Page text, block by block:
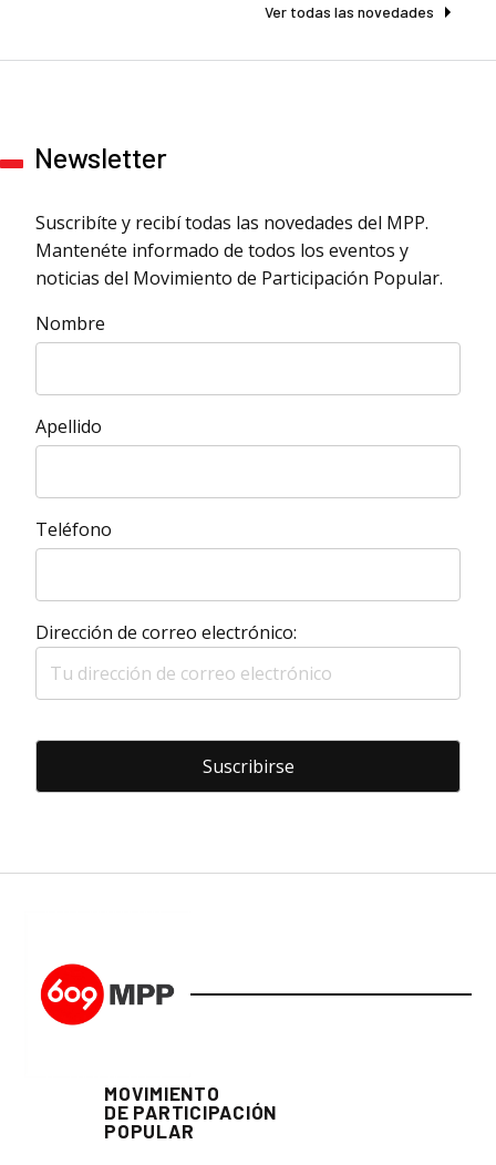
Ver todas las novedades
Newsletter
Suscribíte y recibí todas las novedades del MPP.
Mantenéte informado de todos los eventos y
noticias del Movimiento de Participación Popular.
Nombre
Apellido
Teléfono
Dirección de correo electrónico:
MOVIMIENTO
DE PARTICIPACIÓN
POPULAR